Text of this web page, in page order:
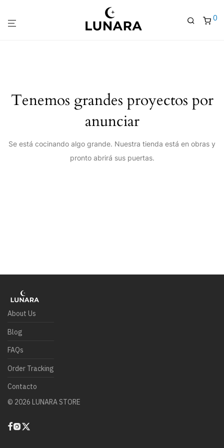
0
Tenemos grandes proyectos por
anunciar
Se está cocinando algo grande. Nuestra tienda está en obras y
pronto abrirá sus puertas.
About Us
Blog
FAQs
Order Tracking
Contacto
© 2026 LUNARA STORE